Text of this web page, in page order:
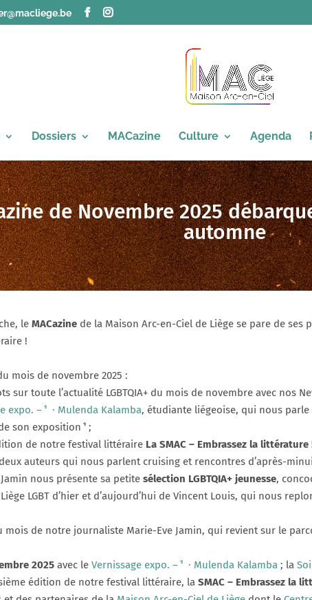
Dossiers MACazine Culture Agenda
de Novembre 2025
automne
le MACazine de la Maison Arc-en-Ciel de Liège se pare de
!
mois de novembre 2025 :
sur toute l’actualité LGBTQIA+ du mois de novembre avec nos
expo. – ‘́ · Mulenda Kalamba, étudiante liégeoise, qui nous parle
son exposition ‘́ ;
de notre festival littéraire La SMAC – Embrassez la littérature
auteurs qui nous parlent cruising et rencontres d’après-
nous présente sa petite sélection LGBTQIA+ jeunesse,
LGBT d’hier et d’aujourd’hui de Vincent Louis, qui nous
mois de notre journaliste Marie-Eve Jamin, qui revient sur le
2025 avec le Vernissage expo. – ‘́ · Mulenda Kalamba ; la
édition de notre festival littéraire, la SMAC – Embrassez la